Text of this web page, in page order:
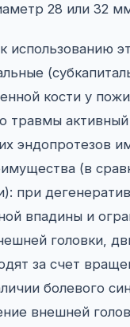
28 или 32
использованию
кости у
травмы
эндопротезов
(в
при
впадины и
головки,
за счет
болевого
внешней